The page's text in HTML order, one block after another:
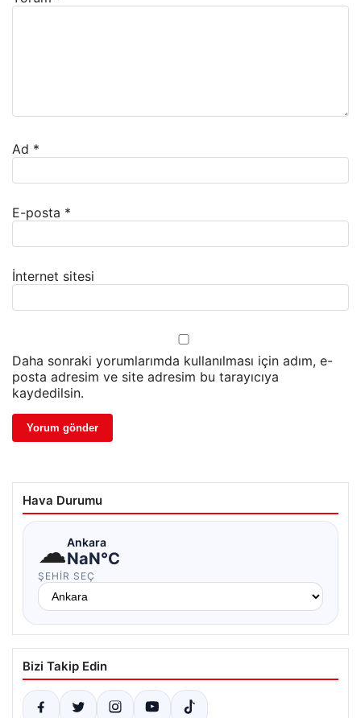
Ad *
E-posta *
İnternet sitesi
Daha sonraki yorumlarımda kullanılması için adım, e-
posta adresim ve site adresim bu tarayıcıya
kaydedilsin.
Hava Durumu
☁Ankara
NaN°C
ŞEHIR SEÇ
Bizi Takip Edin